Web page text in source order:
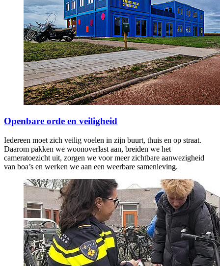
Openbare orde en veiligheid
Iedereen moet zich veilig voelen in zijn buurt, thuis en op straat.
Daarom pakken we woonoverlast aan, breiden we het
cameratoezicht uit, zorgen we voor meer zichtbare aanwezigheid
van boa’s en werken we aan een weerbare samenleving.